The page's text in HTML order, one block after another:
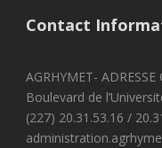
Contact
AGRHYMET-
Boulevard de
(227) 20.31.53.16 /